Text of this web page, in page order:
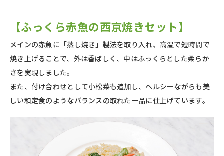
【ふっくら赤魚の西京焼きセット】
メインの赤魚に「蒸し焼き」製法を取り入れ、高温で短時間で
焼き上げることで、外は香ばしく、中はふっくらとした柔らか
さを実現しました。
また、付け合わせとして小松菜も追加し、ヘルシーながらも美
しい和定食のようなバランスの取れた一品に仕上げています。